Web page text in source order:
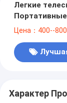
Легкие
MBS
Цена：400--800
Характер